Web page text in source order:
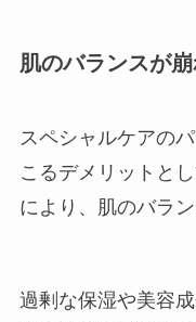
肌のバランスが
スペシャルケアの
こるデメリットと
により、肌のバラ
過剰な保湿や美容